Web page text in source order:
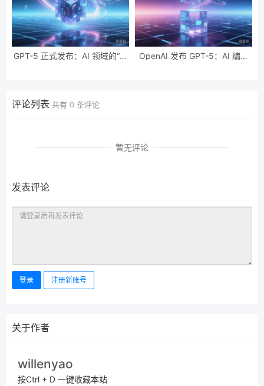
GPT-5 正式发布：AI 领域的“博
OpenAI 发布 GPT-5：AI 编程
评论列表 共有 0 条评论
暂无评论
发表评论
登录 注册新账号
关于作者
willenyao
按Ctrl + D 一键收藏本站